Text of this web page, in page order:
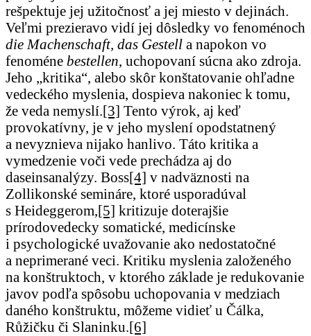
rešpektuje jej užitočnosť a jej miesto v dejinách.
Veľmi prezieravo vidí jej dôsledky vo fenoménoch
die Machenschaft, das Gestell a napokon vo
fenoméne bestellen, uchopovaní súcna ako zdroja.
Jeho „kritika“, alebo skôr konštatovanie ohľadne
vedeckého myslenia, dospieva nakoniec k tomu,
že veda nemyslí.[3] Tento výrok, aj keď
provokatívny, je v jeho myslení opodstatnený
a nevyznieva nijako hanlivo. Táto kritika a
vymedzenie voči vede prechádza aj do
daseinsanalýzy. Boss[4] v nadväznosti na
Zollikonské semináre, ktoré usporadúval
s Heideggerom,[5] kritizuje doterajšie
prírodovedecky somatické, medicínske
i psychologické uvažovanie ako nedostatočné
a neprimerané veci. Kritiku myslenia založeného
na konštruktoch, v ktorého základe je redukovanie
javov podľa spôsobu uchopovania v medziach
daného konštruktu, môžeme vidieť u Čálka,
Růžičku či Slaninku.[6]